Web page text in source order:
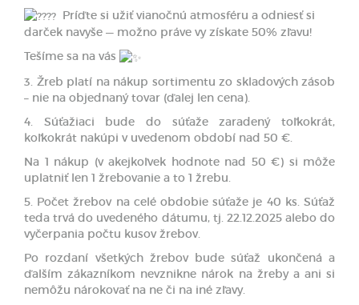
Príďte si užiť vianočnú atmosféru a odniesť si
darček navyše — možno práve vy získate 50% zľavu!
Tešíme sa na vás
3. Žreb platí na nákup sortimentu zo skladových zásob
– nie na objednaný tovar (ďalej len cena).
4. Súťažiaci bude do súťaže zaradený toľkokrát,
koľkokrát nakúpi v uvedenom období nad 50 €.
Na 1 nákup (v akejkoľvek hodnote nad 50 €) si môže
uplatniť len 1 žrebovanie a to 1 žrebu.
5. Počet žrebov na celé obdobie súťaže je 40 ks. Súťaž
teda trvá do uvedeného dátumu, tj. 22.12.2025 alebo do
vyčerpania počtu kusov žrebov.
Po rozdaní všetkých žrebov bude súťaž ukončená a
ďalším zákazníkom nevznikne nárok na žreby a ani si
nemôžu nárokovať na ne či na iné zľavy.